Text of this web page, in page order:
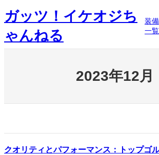
容
ス
キ
ガッツ！イケオジち
ゃんねる
装備
一覧
2023年12月
クオリティとパフォーマンス：トップゴ